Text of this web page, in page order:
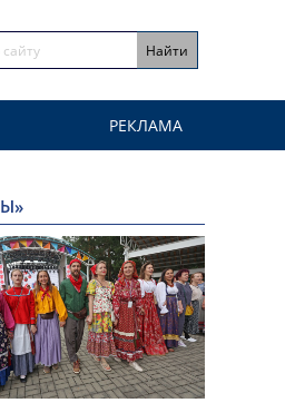
РЕКЛАМА